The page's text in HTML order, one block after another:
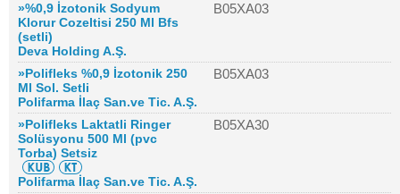
»%0,9 İzotonik Sodyum
Klorur Cozeltisi 250 Ml Bfs
(setli)
B05XA03
Deva Holding A.Ş.
»Polifleks %0,9 İzotonik 250
Ml Sol. Setli
B05XA03
Polifarma İlaç San.ve Tic. A.Ş.
»Polifleks Laktatli Ringer
Solüsyonu 500 Ml (pvc
Torba) Setsiz
B05XA30
Polifarma İlaç San.ve Tic. A.Ş.